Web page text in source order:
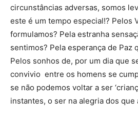
circunstâncias adversas, somos
este é um tempo especial!? Pelos
formulamos? Pela estranha
sentimos? Pela esperança de Paz
Pelos sonhos de, por um dia que
convivio entre os homens se
se não podemos voltar a ser
instantes, o ser na alegria dos que